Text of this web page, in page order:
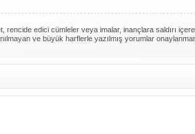
rencide edici cümleler veya imalar, inançlara saldırı
ve büyük harflerle yazılmış yorumlar